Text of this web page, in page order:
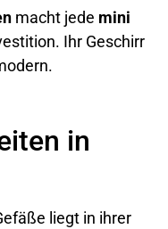
macht jede mini
Ihr Geschirr
in
liegt in ihrer